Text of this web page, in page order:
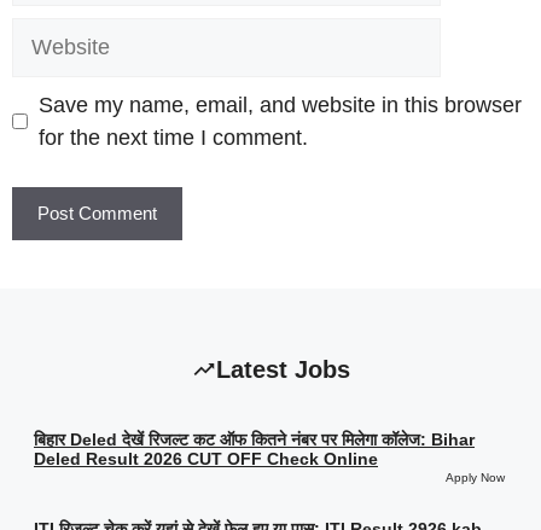
Save my name, email, and website in this browser
for the next time I comment.
Latest Jobs
बिहार Deled देखें रिजल्ट कट ऑफ कितने नंबर पर मिलेगा कॉलेज: Bihar
Deled Result 2026 CUT OFF Check Online
Apply Now